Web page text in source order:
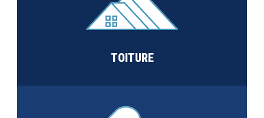
TOITURE